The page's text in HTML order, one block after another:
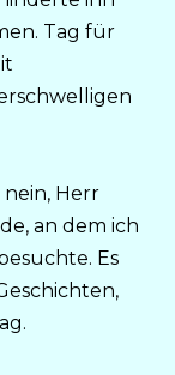
Tag für
Herr
an dem ich
Es